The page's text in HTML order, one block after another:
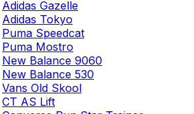
Adidas Gazelle
Adidas Tokyo
Puma Speedcat
Puma Mostro
New Balance 9060
New Balance 530
Vans Old Skool
CT AS Lift